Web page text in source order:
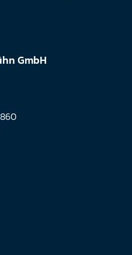
GmbH